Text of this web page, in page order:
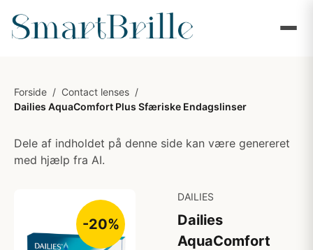
Forside / Contact lenses /
Dailies AquaComfort Plus Sfæriske Endagslinser
Dele af indholdet på denne side kan være genereret
med hjælp fra AI.
-20%
DAILIES
Dailies
AquaComfort